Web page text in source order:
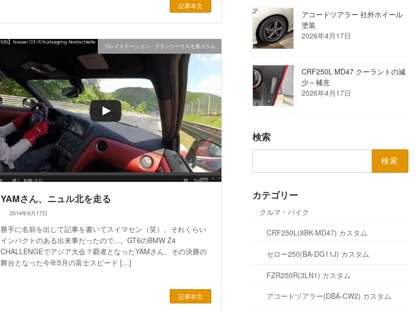
記事本文
プレイステーション・グランツーリスモ系コラム
YAMさん、ニュル北を走る
2014年6月17日
勝手に名前を出して記事を書いてスイマセン（笑）。それくらい
インパクトのある出来事だったので...。GT6のBMW Z4
CHALLENGEでアジア大会？覇者となったYAMさん。その決勝の
舞台となった今年5月の富士スピード […]
記事本文
アコードツアラー 社外ホイール
塗装
2026年4月17日
CRF250L MD47 クーラントの減
少～補充
2026年4月17日
検索
カテゴリー
クルマ・バイク
CRF250L(8BK-MD47) カスタム
セロー250(BA-DG11J) カスタム
FZR250R(3LN1) カスタム
アコードツアラー(DBA-CW2) カスタム